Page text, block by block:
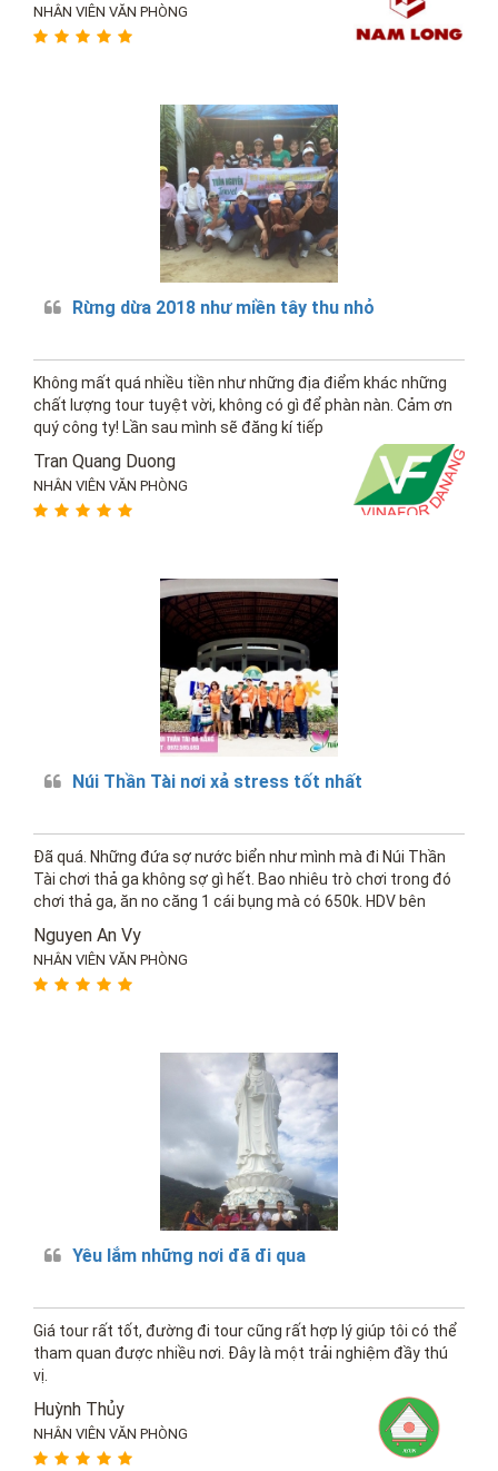
NHÂN VIÊN VĂN PHÒNG
Rừng dừa 2018 như miền tây thu nhỏ
Không mất quá nhiều tiền như những địa điểm khác những
chất lượng tour tuyệt vời, không có gì để phàn nàn. Cảm ơn
quý công ty! Lần sau mình sẽ đăng kí tiếp
Tran Quang Duong
NHÂN VIÊN VĂN PHÒNG
Núi Thần Tài nơi xả stress tốt nhất
Đã quá. Những đứa sợ nước biển như mình mà đi Núi Thần
Tài chơi thả ga không sợ gì hết. Bao nhiêu trò chơi trong đó
chơi thả ga, ăn no căng 1 cái bụng mà có 650k. HDV bên
Nguyen An Vy
NHÂN VIÊN VĂN PHÒNG
Yêu lắm những nơi đã đi qua
Giá tour rất tốt, đường đi tour cũng rất hợp lý giúp tôi có thể
tham quan được nhiều nơi. Đây là một trải nghiệm đầy thú
vị.
Huỳnh Thủy
NHÂN VIÊN VĂN PHÒNG